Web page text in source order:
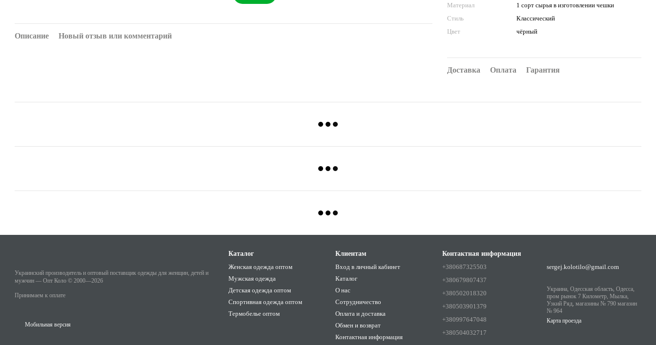
Материал
1 сорт сырья в изготовлении чешки
Стиль
Классический
Цвет
чёрный
Доставка Оплата Гарантия
Описание Новый отзыв или комментарий
Украинский производитель и оптовый поставщик одежды для женщин, детей и
мужчин — Опт Коло © 2000—2026
Принимаем к оплате
Мобильная версия
Каталог
Женская одежда оптом
Мужская одежда
Детская одежда оптом
Спортивная одежда оптом
Термобелье оптом
Клиентам
Вход в личный кабинет
Каталог
О нас
Сотрудничество
Оплата и доставка
Обмен и возврат
Контактная информация
Контактная информация
+380687325503
+380679807437
+380502018320
+380503901379
+380997647048
+380504032717
sergej.kolotilo@gmail.com
Украина, Одесская область, Одесса,
пром рынок 7 Километр, Мылка,
Узкий Ряд, магазины № 790 магазин
№ 964
Карта проезда